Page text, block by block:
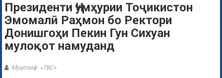
Президенти Ҷумҳурии Тоҷикистон
Эмомалӣ Раҳмон бо Ректори
Донишгоҳи Пекин Гун Сихуан
мулоқот намуданд
Муаллиф: «ТВС»